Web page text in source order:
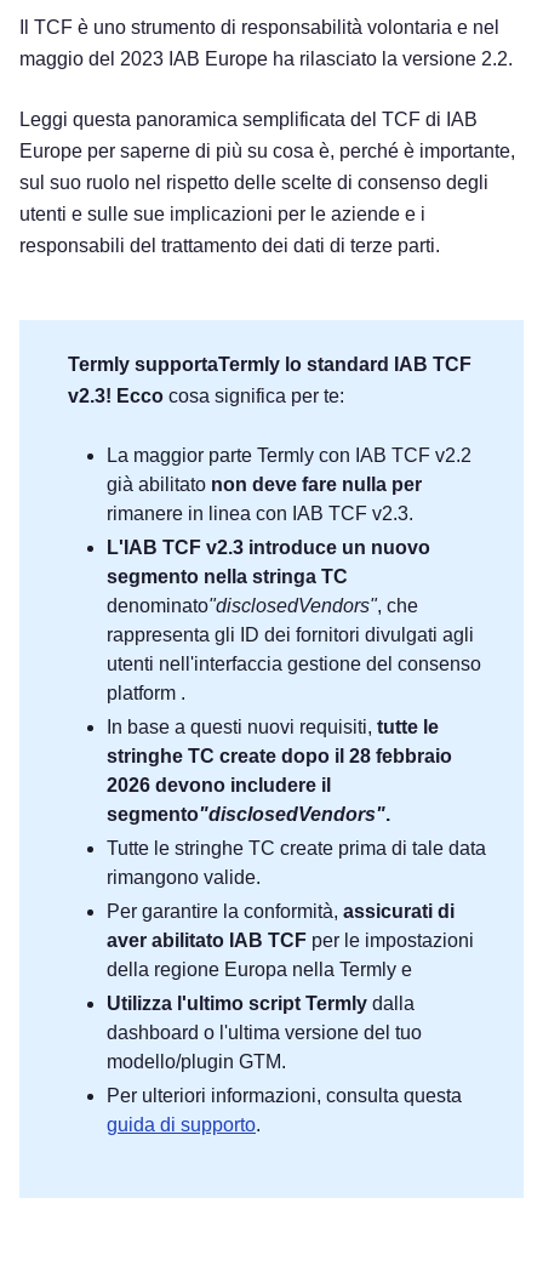
Il TCF è uno strumento di responsabilità volontaria e nel
maggio del 2023 IAB Europe ha rilasciato la versione 2.2.
Leggi questa panoramica semplificata del TCF di IAB
Europe per saperne di più su cosa è, perché è importante,
sul suo ruolo nel rispetto delle scelte di consenso degli
utenti e sulle sue implicazioni per le aziende e i
responsabili del trattamento dei dati di terze parti.
Termly supportaTermly lo standard IAB TCF
v2.3! Ecco cosa significa per te:
La maggior parte Termly con IAB TCF v2.2
già abilitato non deve fare nulla per
rimanere in linea con IAB TCF v2.3.
L'IAB TCF v2.3 introduce un nuovo
segmento nella stringa TC
denominato"disclosedVendors", che
rappresenta gli ID dei fornitori divulgati agli
utenti nell'interfaccia gestione del consenso
platform .
In base a questi nuovi requisiti, tutte le
stringhe TC create dopo il 28 febbraio
2026 devono includere il
segmento"disclosedVendors".
Tutte le stringhe TC create prima di tale data
rimangono valide.
Per garantire la conformità, assicurati di
aver abilitato IAB TCF per le impostazioni
della regione Europa nella Termly e
Utilizza l'ultimo script Termly dalla
dashboard o l'ultima versione del tuo
modello/plugin GTM.
Per ulteriori informazioni, consulta questa
guida di supporto.